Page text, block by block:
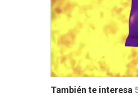
También te interesa